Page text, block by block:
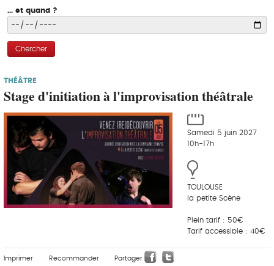
... et quand ?
Chercher
THÉÂTRE
Stage d'initiation à l'improvisation théâtrale
Samedi 5 juin 2027
10h-17h
TOULOUSE
la petite Scène
Plein tarif : 50€
Tarif accessible : 40€
Imprimer Recommander Partager